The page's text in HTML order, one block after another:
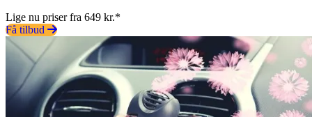
Lige nu priser fra 649 kr.*
Få tilbud